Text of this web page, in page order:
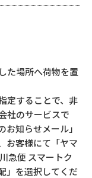
た場所へ荷物を置
定することで、非
社のサービスで
知らせメール」
お客様にて「ヤマ
急便 スマートク
」を選択してくだ